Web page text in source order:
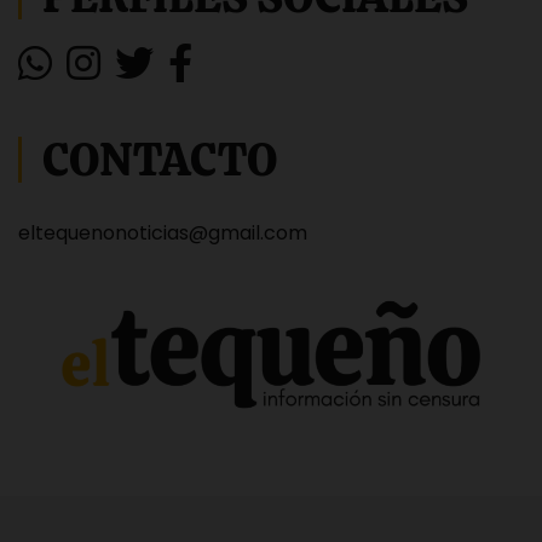
CONTACTO
eltequenonoticias@gmail.com